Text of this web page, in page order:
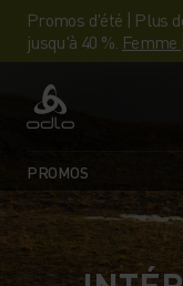
Promos d'été | Plus
jusqu'à 40 %. Femme
Odlo
PROMOS